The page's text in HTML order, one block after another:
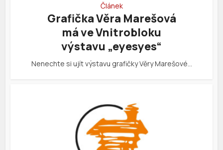
Článek
Grafička Věra Marešová
má ve Vnitrobloku
výstavu „eyesyes“
Nenechte si ujít výstavu grafičky Věry Marešové…